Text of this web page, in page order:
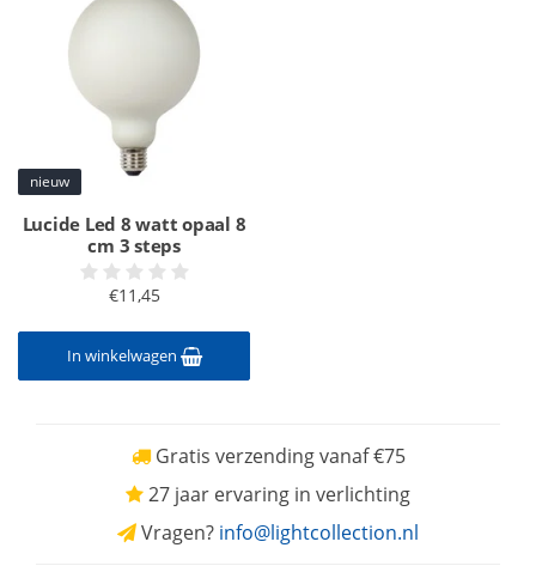
nieuw
Lucide Led 8 watt opaal 8
cm 3 steps
€11,45
In winkelwagen
Gratis verzending vanaf €75
27 jaar ervaring in verlichting
Vragen? info@lightcollection.nl